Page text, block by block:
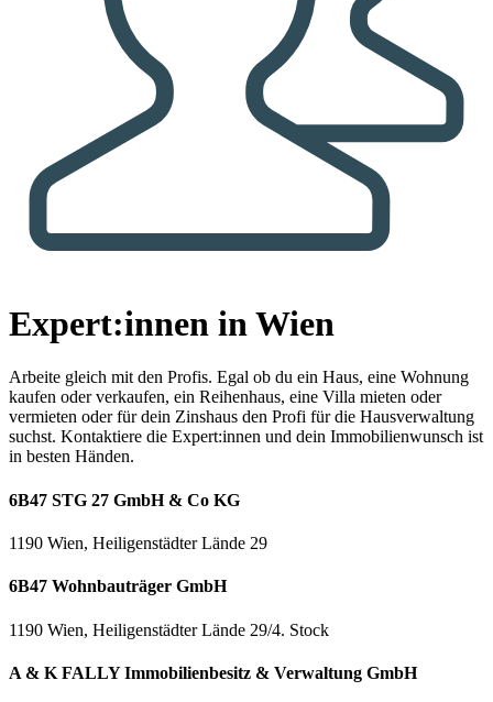
Expert:innen in Wien
Arbeite gleich mit den Profis. Egal ob du ein Haus, eine Wohnung
kaufen oder verkaufen, ein Reihenhaus, eine Villa mieten oder
vermieten oder für dein Zinshaus den Profi für die Hausverwaltung
suchst. Kontaktiere die Expert:innen und dein Immobilienwunsch ist
in besten Händen.
6B47 STG 27 GmbH & Co KG
1190 Wien, Heiligenstädter Lände 29
6B47 Wohnbauträger GmbH
1190 Wien, Heiligenstädter Lände 29/4. Stock
A & K FALLY Immobilienbesitz & Verwaltung GmbH